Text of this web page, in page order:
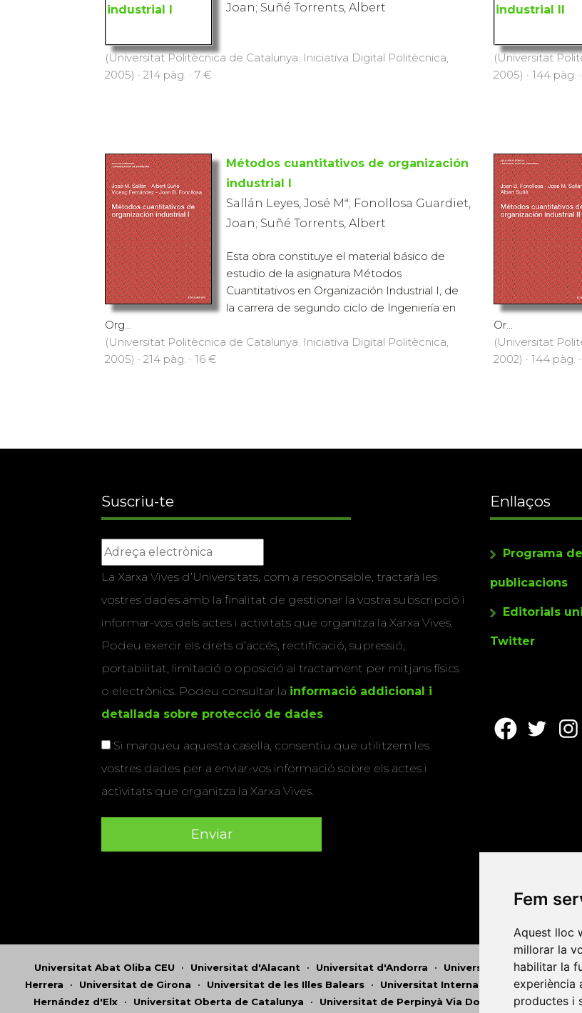
Fem
Aquest lloc
millorar la
habilitar la
experiència
productes i
Joan; Suñé Torrents, Albert
(Universitat Politècnica de Catalunya. Iniciativa Digital Politècnica,
2005) · 214 pàg. · 7 €
(Universitat
2005) · 144 pàg.
Métodos cuantitativos de organización
industrial I
Sallán Leyes, José Mª; Fonollosa Guardiet,
Joan; Suñé Torrents, Albert
Esta obra constituye el material básico de
estudio de la asignatura Métodos
Cuantitativos en Organización Industrial I, de
la carrera de segundo ciclo de Ingeniería en
Org...
(Universitat Politècnica de Catalunya. Iniciativa Digital Politècnica,
2005) · 214 pàg. · 16 €
Or...
(Universitat
2002) · 144 pàg.
Suscriu-te
La Xarxa Vives d’Universitats, com a responsable, tractarà les
vostres dades amb la finalitat de gestionar la vostra subscripció i
informar-vos dels actes i activitats que organitza la Xarxa Vives.
Podeu exercir els drets d’accés, rectificació, supressió,
portabilitat, limitació o oposició al tractament per mitjans físics
o electrònics. Podeu consultar la informació addicional i
detallada sobre protecció de dades.
Si marqueu aquesta casella, consentiu que utilitzem les
vostres dades per a enviar-vos informació sobre els actes i
activitats que organitza la Xarxa Vives.
Enllaços
Programa de
publicacions
Editorials
Twitter
Universitat Abat Oliba CEU • Universitat d'Alacant • Universitat d'Andorra • Universitat Autònoma de
Herrera • Universitat de Girona • Universitat de les Illes Balears • Universitat Internacional de Catalunya
Hernández d'Elx • Universitat Oberta de Catalunya • Universitat de Perpinyà Via Domitia •Universitat